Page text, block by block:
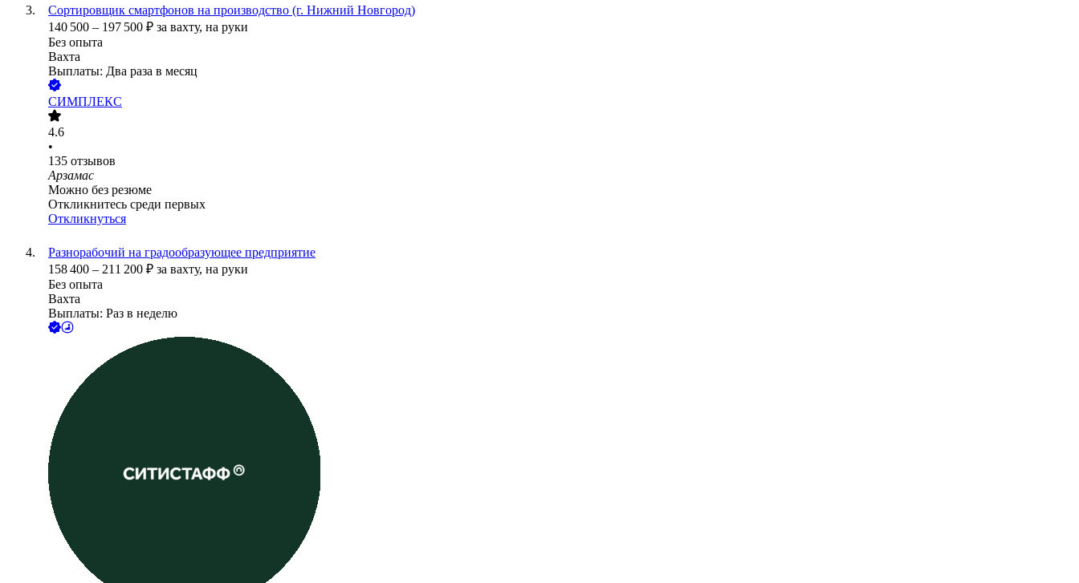
Сортировщик смартфонов на производство (г. Нижний Новгород)
140 500 – 197 500 ₽ за вахту, на руки
Без опыта
Вахта
Выплаты: Два раза в месяц
СИМПЛЕКС
4.6
•
135 отзывов
Арзамас
Можно без резюме
Откликнитесь среди первых
Откликнуться
Разнорабочий на градообразующее предприятие
158 400 – 211 200 ₽ за вахту, на руки
Без опыта
Вахта
Выплаты: Раз в неделю